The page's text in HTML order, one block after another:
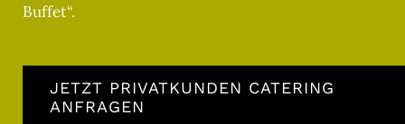
Buffet“.
JETZT PRIVATKUNDEN CATERING
ANFRAGEN